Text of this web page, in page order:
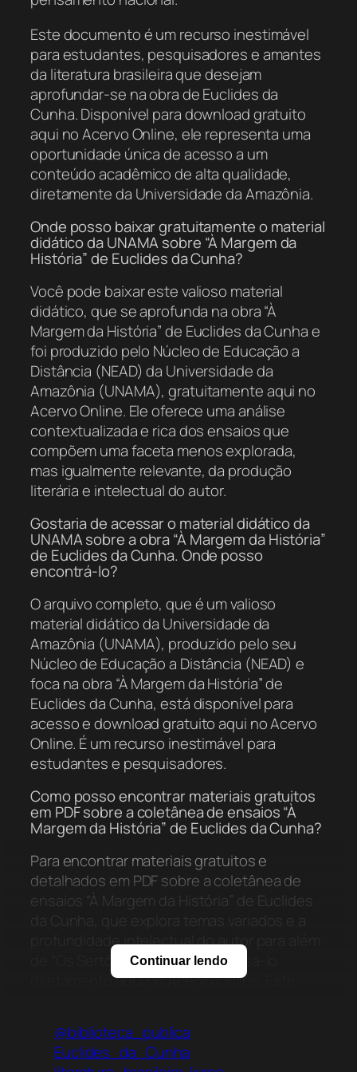
Este documento é um recurso inestimável
para estudantes, pesquisadores e amantes
da literatura brasileira que desejam
aprofundar-se na obra de Euclides da
Cunha. Disponível para download gratuito
aqui no Acervo Online, ele representa uma
oportunidade única de acesso a um
conteúdo acadêmico de alta qualidade,
diretamente da Universidade da Amazônia.
Onde posso baixar gratuitamente o material
didático da UNAMA sobre “À Margem da
História” de Euclides da Cunha?
Você pode baixar este valioso material
didático, que se aprofunda na obra “À
Margem da História” de Euclides da Cunha e
foi produzido pelo Núcleo de Educação a
Distância (NEAD) da Universidade da
Amazônia (UNAMA), gratuitamente aqui no
Acervo Online. Ele oferece uma análise
contextualizada e rica dos ensaios que
compõem uma faceta menos explorada,
mas igualmente relevante, da produção
literária e intelectual do autor.
Gostaria de acessar o material didático da
UNAMA sobre a obra “À Margem da História”
de Euclides da Cunha. Onde posso
encontrá-lo?
O arquivo completo, que é um valioso
material didático da Universidade da
Amazônia (UNAMA), produzido pelo seu
Núcleo de Educação a Distância (NEAD) e
foca na obra “À Margem da História” de
Euclides da Cunha, está disponível para
acesso e download gratuito aqui no Acervo
Online. É um recurso inestimável para
estudantes e pesquisadores.
Como posso encontrar materiais gratuitos
em PDF sobre a coletânea de ensaios “À
Margem da História” de Euclides da Cunha?
Para encontrar materiais gratuitos e
detalhados em PDF sobre a coletânea de
ensaios “À Margem da História” de Euclides
profundidade intelectual do autor para além
de “Os Sertões”, você pode acessá-lo
diretamente aqui no Acervo Online. Este
Onde posso encontrar materiais didáticos
Continuar lendo
@biblioteca_publica
Euclides_da_Cunha